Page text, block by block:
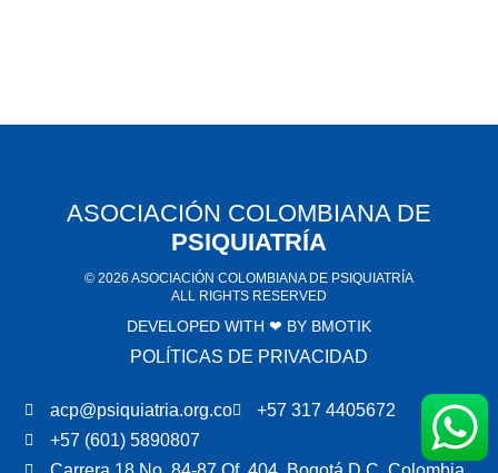
ASOCIACIÓN COLOMBIANA DE
PSIQUIATRÍA
© 2026 ASOCIACIÓN COLOMBIANA DE PSIQUIATRÍA
ALL RIGHTS RESERVED
DEVELOPED WITH ❤ BY BMOTIK
POLÍTICAS DE PRIVACIDAD
acp@psiquiatria.org.co
+57 317 4405672
+57 (601) 5890807